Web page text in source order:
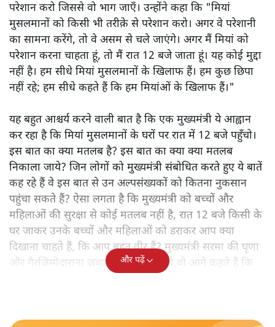
परेशान करो जिससे वो भाग जाएँ। उन्होंने कहा कि "मियां
मुसलमानों को किसी भी तरीक़े से परेशान करो। अगर वे परेशानी
का सामना करेंगे, तो वे असम से चले जाएंगे। अगर मैं मियां को
परेशान करना चाहता हूं, तो मैं रात 12 बजे जाता हूं। यह कोई मुद्दा
नहीं है। हम सीधे मियां मुसलमानों के खिलाफ हैं। हम कुछ छिपा
नहीं रहे; हम सीधे कहते हैं कि हम मियांओं के खिलाफ हैं।"
यह बहुत आश्चर्य करने वाली बात है कि एक मुख्यमंत्री ये आह्वान
कर रहा है कि मियांं मुसलमानों के घरों पर रात में 12 बजे पहुँचो।
इस बात का क्या मतलब है? इस बात का क्या क्या मतलब
निकाला जाये? जिन लोगों को मुख्यमंत्री संबोधित करते हुए ये बातें
कह रहे हैं वे इस बात से उन अल्पसंख्यकों को कितना नुकसान
पहुंचा सकते हैं? ऐसा लगता है कि मुख्यमंत्री को बच्चों और
महिलाओं की सुरक्षा से कोई मतलब नहीं है, रात 12 बजे किसी के
घर जाकर उनके बच्चों और महिलाओं को डराकर आप क्या
दिखाना चाहते हैं, कि आप बहुत वीर हैं? मुख्यमंत्री सरमा की घृणा
और गैरजिम्मेदाराना ज़बान यहीं नहीं रुकती वो आगे कहते हैं कि
और पढ़ें